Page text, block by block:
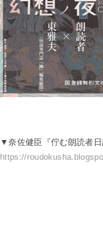
▼奈佐健臣『佇む朗読者
https://